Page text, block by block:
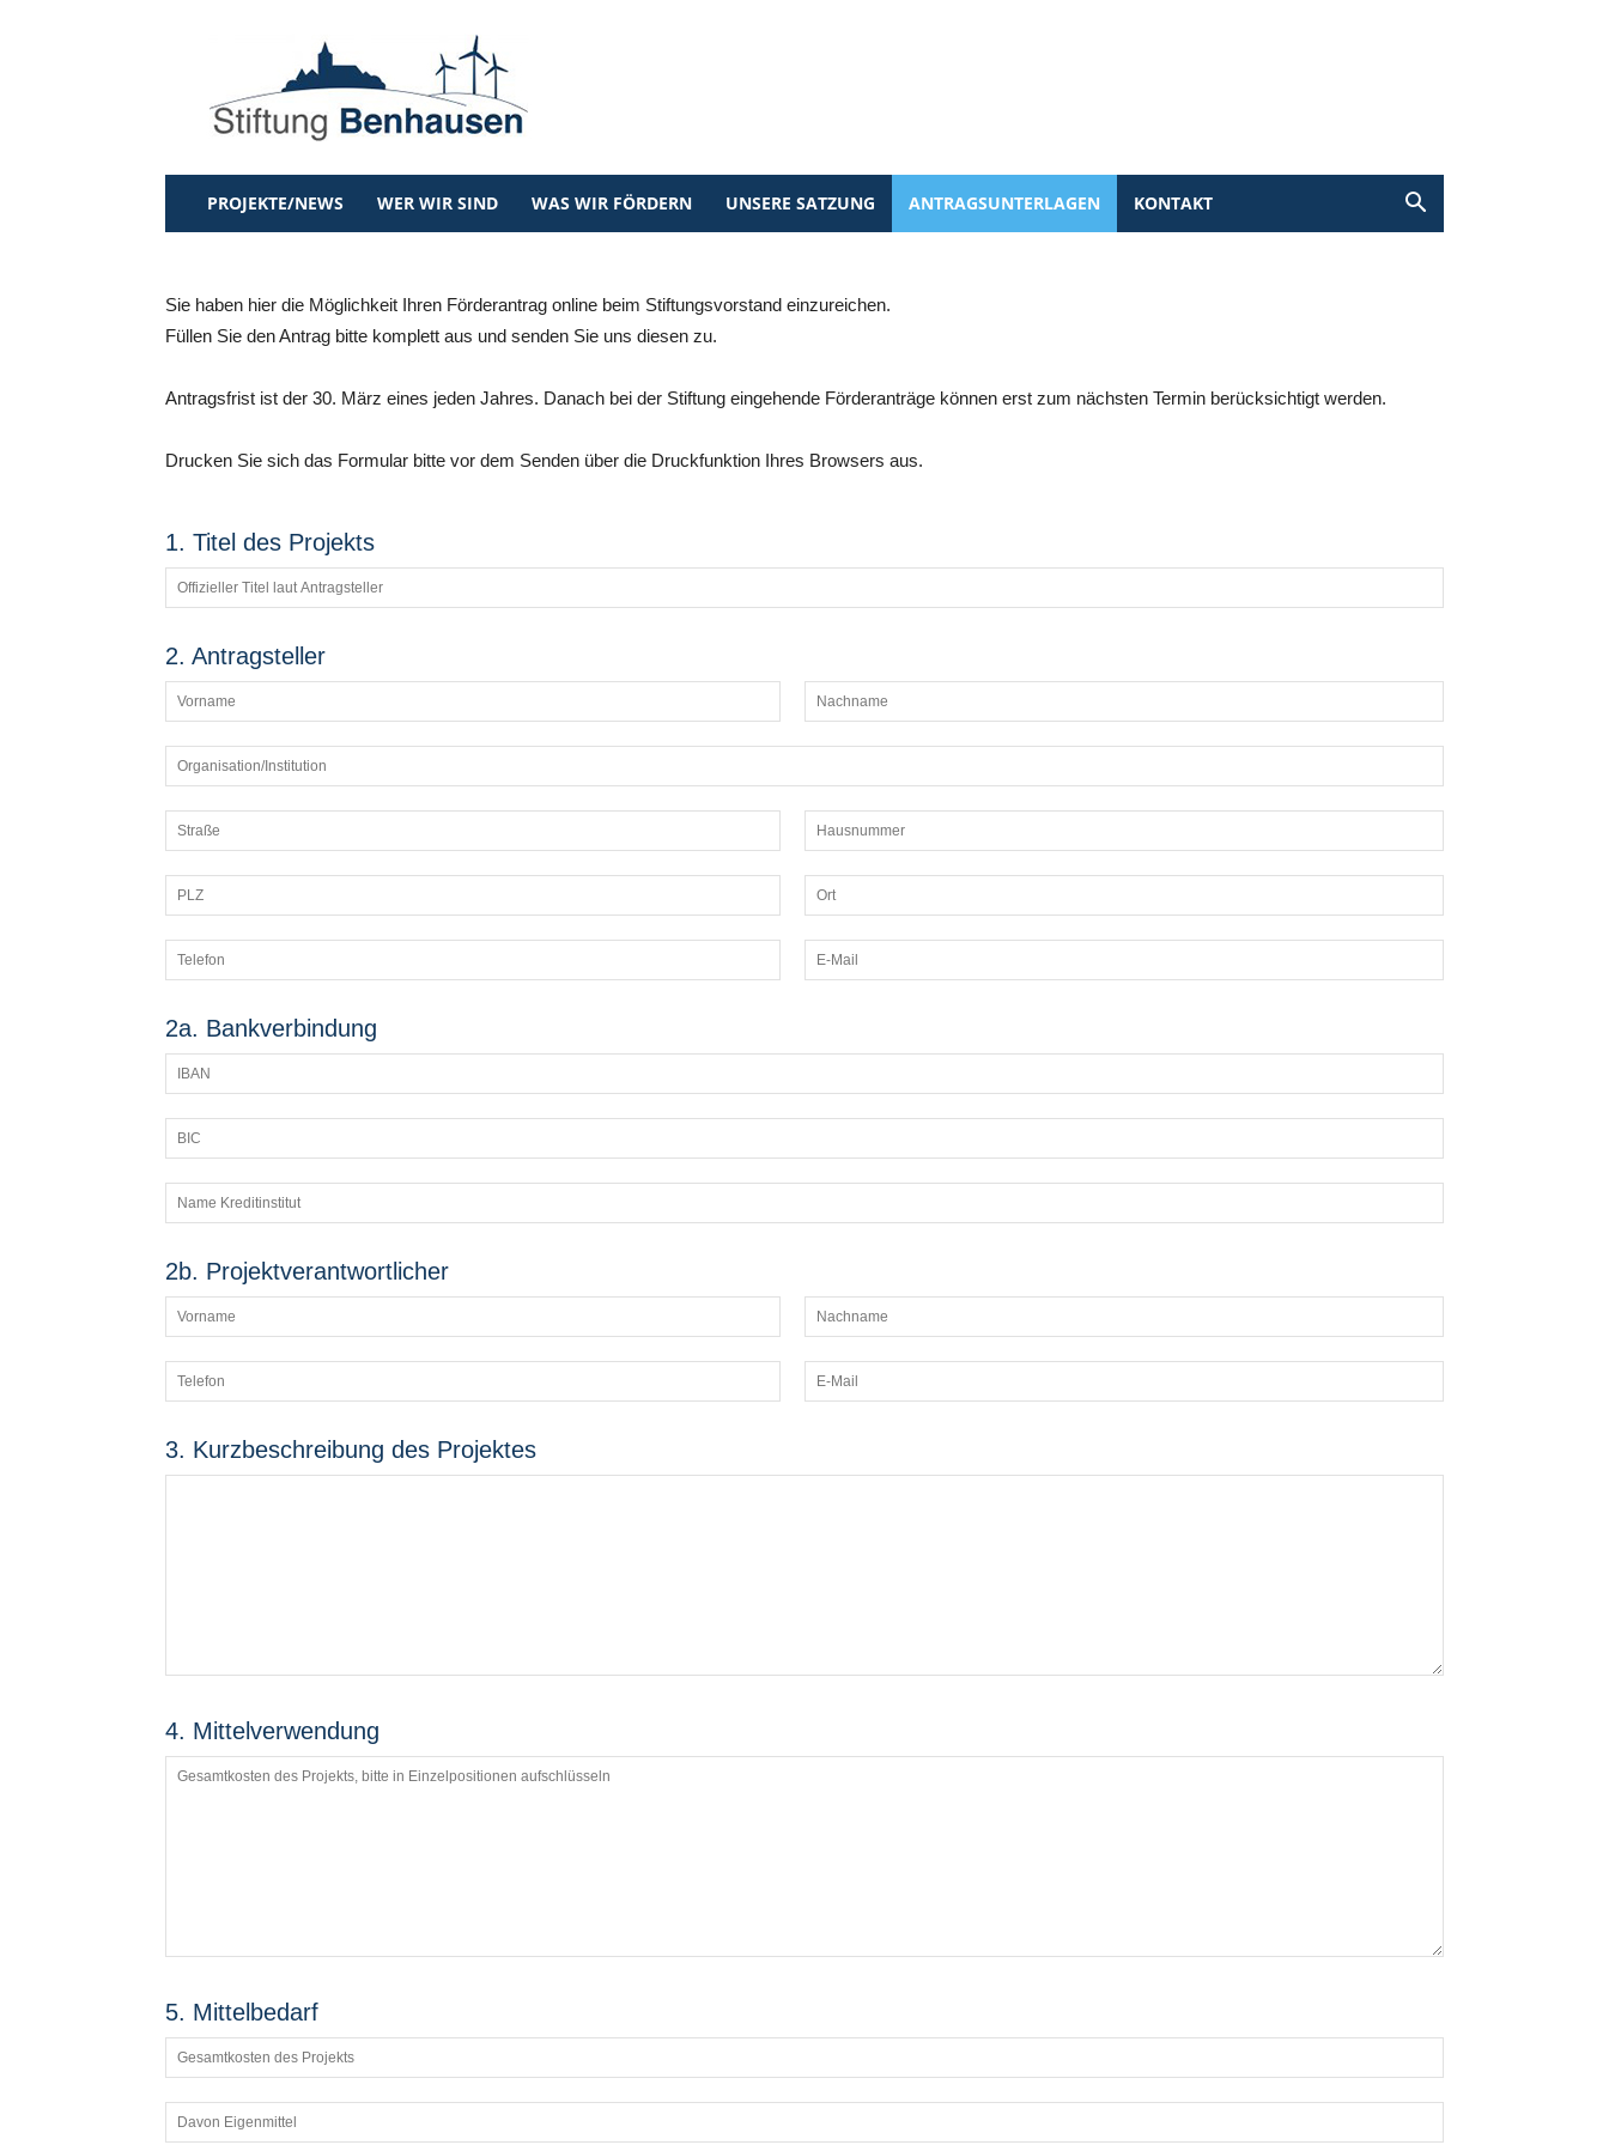
PROJEKTE/NEWS WER WIR SIND WAS WIR FÖRDERN UNSERE SATZUNG ANTRAGSUNTERLAGEN KONTAKT
Sie haben hier die Möglichkeit Ihren Förderantrag online beim Stiftungsvorstand einzureichen.
Füllen Sie den Antrag bitte komplett aus und senden Sie uns diesen zu.
Antragsfrist ist der 30. März eines jeden Jahres. Danach bei der Stiftung eingehende Förderanträge können erst zum nächsten Termin berücksichtigt werden.
Drucken Sie sich das Formular bitte vor dem Senden über die Druckfunktion Ihres Browsers aus.
1. Titel des Projekts
2. Antragsteller
2a. Bankverbindung
2b. Projektverantwortlicher
3. Kurzbeschreibung des Projektes
4. Mittelverwendung
5. Mittelbedarf